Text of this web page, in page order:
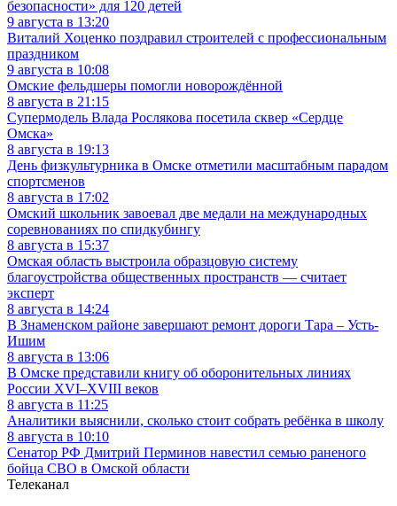
безопасности» для 120 детей
9 августа в 13:20
Виталий Хоценко поздравил строителей с профессиональным
праздником
9 августа в 10:08
Омские фельдшеры помогли новорождённой
8 августа в 21:15
Супермодель Влада Рослякова посетила сквер «Сердце
Омска»
8 августа в 19:13
День физкультурника в Омске отметили масштабным парадом
спортсменов
8 августа в 17:02
Омский школьник завоевал две медали на международных
соревнованиях по спидкубингу
8 августа в 15:37
Омская область выстроила образцовую систему
благоустройства общественных пространств — считает
эксперт
8 августа в 14:24
В Знаменском районе завершают ремонт дороги Тара – Усть-
Ишим
8 августа в 13:06
В Омске представили книгу об оборонительных линиях
России XVI–XVIII веков
8 августа в 11:25
Аналитики выяснили, сколько стоит собрать ребёнка в школу
8 августа в 10:10
Сенатор РФ Дмитрий Перминов навестил семью раненого
бойца СВО в Омской области
Телеканал